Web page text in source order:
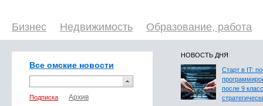
Бизнес Недвижимость Образование, работа
Все омские новости
Подписка
НОВОСТЬ ДНЯ
Старт в IT:
после 9